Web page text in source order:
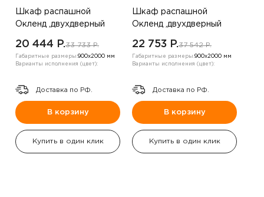
Шкаф распашной
Окленд ,двухдверный
20 444 P.33 733 P.
Габаритные размеры:900х2000 мм
Варианты исполнения (цвет):
Доставка по РФ.
В корзину
Купить в один клик
Шкаф распашной
Окленд ,двухдверный
22 753 P.37 542 P.
Габаритные размеры:900х2000 мм
Варианты исполнения (цвет):
Доставка по РФ.
В корзину
Купить в один клик